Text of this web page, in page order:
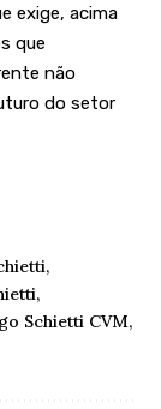
exige, acima
que
não
do setor
Schietti CVM